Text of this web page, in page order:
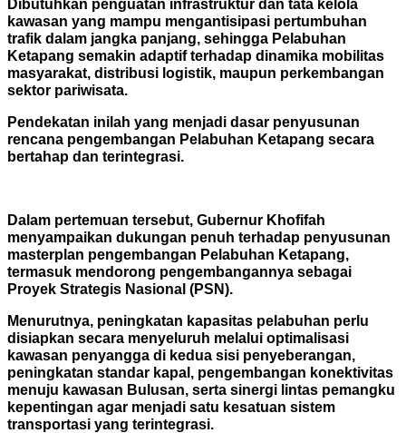
Dibutuhkan penguatan infrastruktur dan tata kelola
kawasan yang mampu mengantisipasi pertumbuhan
trafik dalam jangka panjang, sehingga Pelabuhan
Ketapang semakin adaptif terhadap dinamika mobilitas
masyarakat, distribusi logistik, maupun perkembangan
sektor pariwisata.
Pendekatan inilah yang menjadi dasar penyusunan
rencana pengembangan Pelabuhan Ketapang secara
bertahap dan terintegrasi.
Dalam pertemuan tersebut, Gubernur Khofifah
menyampaikan dukungan penuh terhadap penyusunan
masterplan pengembangan Pelabuhan Ketapang,
termasuk mendorong pengembangannya sebagai
Proyek Strategis Nasional (PSN).
Menurutnya, peningkatan kapasitas pelabuhan perlu
disiapkan secara menyeluruh melalui optimalisasi
kawasan penyangga di kedua sisi penyeberangan,
peningkatan standar kapal, pengembangan konektivitas
menuju kawasan Bulusan, serta sinergi lintas pemangku
kepentingan agar menjadi satu kesatuan sistem
transportasi yang terintegrasi.